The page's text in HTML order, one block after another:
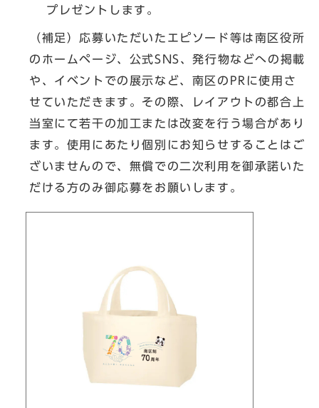
プレゼントします。
（補足）応募いただいたエピソード等は南区役所
のホームページ、公式SNS、発行物などへの掲載
や、イベントでの展示など、南区のPRに使用さ
せていただきます。その際、レイアウトの都合上
当室にて若干の加工または改変を行う場合があり
ます。使用にあたり個別にお知らせすることはご
ざいませんので、無償での二次利用を御承諾いた
だける方のみ御応募をお願いします。